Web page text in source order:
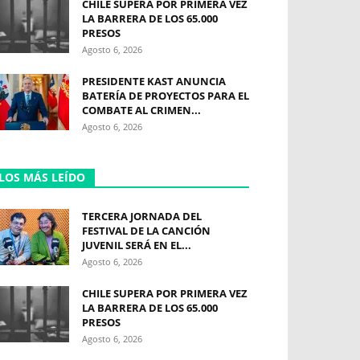
CHILE SUPERA POR PRIMERA VEZ
LA BARRERA DE LOS 65.000
PRESOS
Agosto 6, 2026
PRESIDENTE KAST ANUNCIA
BATERÍA DE PROYECTOS PARA EL
COMBATE AL CRIMEN...
Agosto 6, 2026
MÁS LEÍDO
TERCERA JORNADA DEL
FESTIVAL DE LA CANCIÓN
JUVENIL SERÁ EN EL...
Agosto 6, 2026
CHILE SUPERA POR PRIMERA VEZ
LA BARRERA DE LOS 65.000
PRESOS
Agosto 6, 2026